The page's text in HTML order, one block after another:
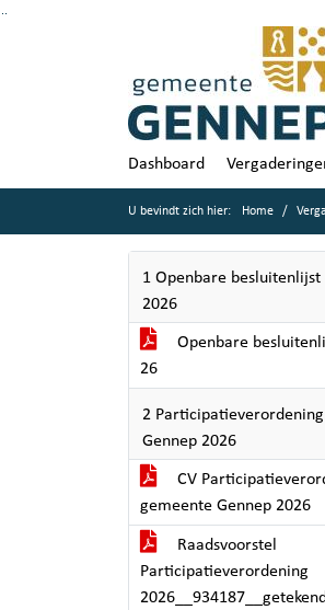
Dashboard
U bevindt zich hier: Home
1 Openbare besluitenlijst
2026
Openbare
26
2
Gennep 2026
CV
gemeente Gennep 2026
Raadsvoorstel
Participatieverordening
2026__934187__getekend